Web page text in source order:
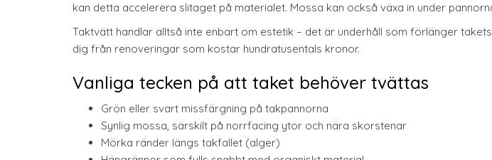
kan detta accelerera slitaget på materialet. Mossa kan också växa in under
Taktvätt handlar alltså inte enbart om estetik – det är underhåll som förlänger
dig från renoveringar som kostar hundratusentals kronor.
Vanliga tecken på att taket behöver tvättas
Grön eller svart missfärgning på takpannorna
Synlig mossa, särskilt på norrfacing ytor och nära skorstenar
Mörka ränder längs takfallet (alger)